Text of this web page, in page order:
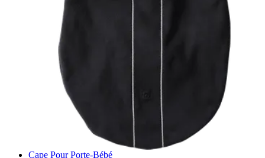
Cape Pour Porte-Bébé